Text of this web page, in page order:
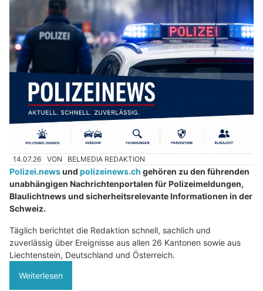
14.07.26 VON BELMEDIA REDAKTION
Polizei.newsund polizeinews.ch gehören zu den führenden
unabhängigen Nachrichtenportalen für Polizeimeldungen,
Blaulichtnews und sicherheitsrelevante Informationen in der
Schweiz.
Täglich berichtet die Redaktion schnell, sachlich und
zuverlässig über Ereignisse aus allen 26 Kantonen sowie aus
Liechtenstein, Deutschland und Österreich.
Weiterlesen